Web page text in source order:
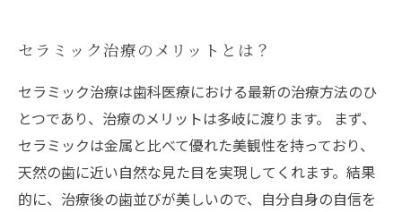
セラミック治療のメリットとは？
セラミック治療は歯科医療における最新の治療方法のひ
とつであり、治療のメリットは多岐に渡ります。 まず、
セラミックは金属と比べて優れた美観性を持っており、
天然の歯に近い自然な見た目を実現してくれます。結果
的に、治療後の歯並びが美しいので、自分自身の自信を